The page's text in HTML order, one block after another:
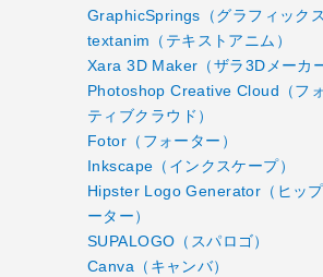
GraphicSprings（グラフィック
textanim（テキストアニム）
Xara 3D Maker（ザラ3Dメーカー
Photoshop Creative Cloud（フ
ティブクラウド）
Fotor（フォーター）
Inkscape（インクスケープ）
Hipster Logo Generator（ヒッ
ーター）
SUPALOGO（スパロゴ）
Canva（キャンバ）